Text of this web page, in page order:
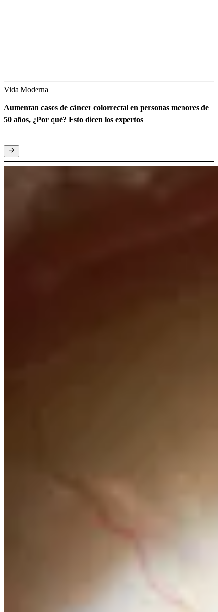
Vida Moderna
Aumentan casos de cáncer colorrectal en personas menores de
50 años, ¿Por qué? Esto dicen los expertos